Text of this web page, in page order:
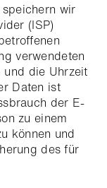
wir
(ISP)
verwendeten
und die Uhrzeit
Daten ist
der E-
zu einem
können und
des für